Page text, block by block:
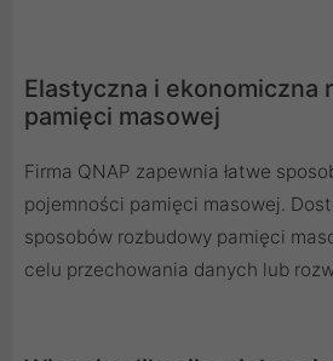
Elastyczna i ekonomiczna
pamięci masowej
Firma QNAP zapewnia łatwe
pojemności pamięci masowej.
sposobów rozbudowy pamięci
celu przechowania danych lub